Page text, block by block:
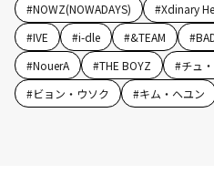
#NOWZ(NOWADAYS) #Xdinary
#IVE #i-dle #&TEAM #
#NouerA #THE BOYZ #チュ
#ビョン・ウソク #キム・ヘユン